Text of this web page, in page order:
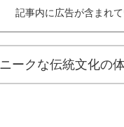
記事内に広告が含まれて
ークな伝統文化の